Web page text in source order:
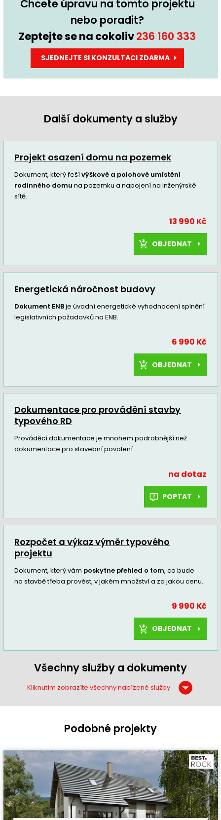
Chcete úpravu na tomto projektu
nebo poradit?
Zeptejte se na cokoliv236 160 333
SJEDNEJTE SI KONZULTACI ZDARMA
Další dokumenty a služby
Projekt osazení domu na pozemek
Dokument, který řešívýškové a polohové umístění
rodinného domu na pozemku a napojení na inženýrské
sítě.
13 990 Kč
OBJEDNAT
Energetická náročnost budovy
Dokument ENBje úvodní energetické vyhodnocení splnění
legislativních požadavků na ENB.
6 990 Kč
OBJEDNAT
Dokumentace pro provádění stavby
typového RD
Prováděcí dokumentace je mnohem podrobnější než
dokumentace pro stavební povolení.
na dotaz
POPTAT
Rozpočet a výkaz výměr typového
projektu
Dokument, který vám poskytne přehled o tom, co bude
na stavbě třeba provést, v jakém množství a za jakou cenu.
9 990 Kč
OBJEDNAT
Všechny služby a dokumenty
Kliknutím zobrazíte všechny nabízené služby
Podobné projekty